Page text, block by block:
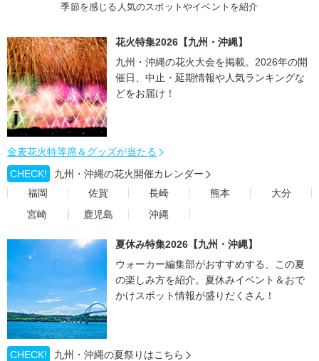
季節を感じる人気のスポットやイベントを紹介
花火特集2026【九州・沖縄】
九州・沖縄の花火大会を掲載。2026年の開
催日、中止・延期情報や人気ランキングな
どをお届け！
金麦花火特等席＆グッズが当たる
CHECK!
九州・沖縄の花火開催カレンダー
福岡
佐賀 長崎 熊本
大分
宮崎
鹿児島 沖縄
夏休み特集2026【九州・沖縄】
ウォーカー編集部がおすすめする、この夏
の楽しみ方を紹介。夏休みイベント＆おで
かけスポット情報が盛りだくさん！
CHECK!
九州・沖縄の夏祭りはこちら